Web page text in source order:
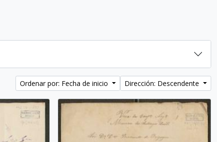
Ordenar por: Fecha de inicio Dirección: Descendente